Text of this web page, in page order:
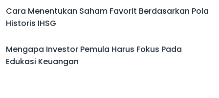
Cara Menentukan Saham Favorit Berdasarkan Pola
Historis IHSG
Mengapa Investor Pemula Harus Fokus Pada
Edukasi Keuangan